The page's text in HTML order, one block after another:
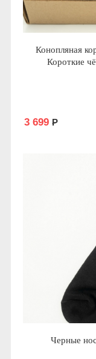
Конопляная
Короткие
3 699 Р
Черные